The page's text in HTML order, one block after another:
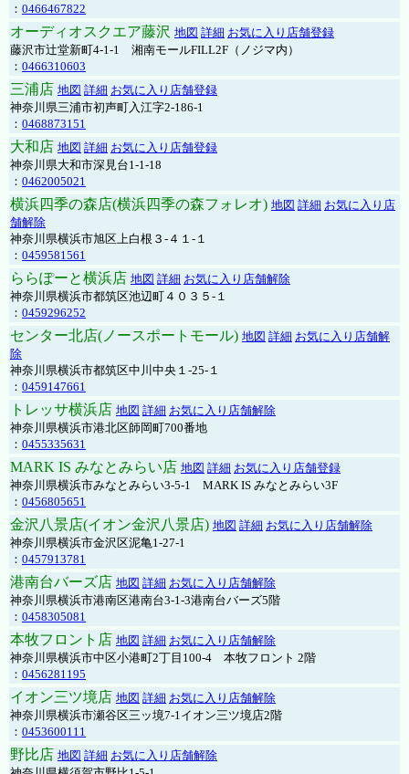
： 0466467822
オーディオスクエア藤沢 地図 詳細 お気に入り店舗登録
藤沢市辻堂新町4-1-1 湘南モールFILL2F（ノジマ内）
： 0466310603
三浦店 地図 詳細 お気に入り店舗登録
神奈川県三浦市初声町入江字2-186-1
： 0468873151
大和店 地図 詳細 お気に入り店舗登録
神奈川県大和市深見台1-1-18
： 0462005021
横浜四季の森店(横浜四季の森フォレオ) 地図 詳細 お気に入り店
舗解除
神奈川県横浜市旭区上白根３-４１-１
： 0459581561
ららぽーと横浜店 地図 詳細 お気に入り店舗解除
神奈川県横浜市都筑区池辺町４０３５-１
： 0459296252
センター北店(ノースポートモール) 地図 詳細 お気に入り店舗解
除
神奈川県横浜市都筑区中川中央１-25-１
： 0459147661
トレッサ横浜店 地図 詳細 お気に入り店舗解除
神奈川県横浜市港北区師岡町700番地
： 0455335631
MARK IS みなとみらい店 地図 詳細 お気に入り店舗登録
神奈川県横浜市みなとみらい3-5-1 MARK IS みなとみらい3F
： 0456805651
金沢八景店(イオン金沢八景店) 地図 詳細 お気に入り店舗解除
神奈川県横浜市金沢区泥亀1-27-1
： 0457913781
港南台バーズ店 地図 詳細 お気に入り店舗解除
神奈川県横浜市港南区港南台3-1-3港南台バーズ5階
： 0458305081
本牧フロント店 地図 詳細 お気に入り店舗解除
神奈川県横浜市中区小港町2丁目100-4 本牧フロント 2階
： 0456281195
イオン三ツ境店 地図 詳細 お気に入り店舗解除
神奈川県横浜市瀬谷区三ッ境7-1イオン三ツ境店2階
： 0453600111
野比店 地図 詳細 お気に入り店舗解除